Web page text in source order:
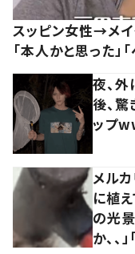
スッピン女性→メ
「本人かと思った」
夜、
後、驚
ップ
メル
に植
の光
か、、